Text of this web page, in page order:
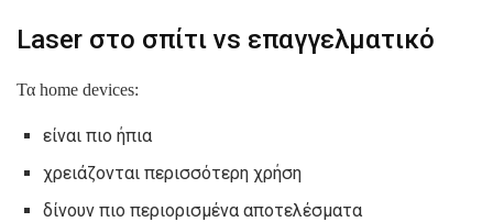
Laser στο σπίτι vs επαγγελματικό
Τα home devices:
είναι πιο ήπια
χρειάζονται περισσότερη χρήση
δίνουν πιο περιορισμένα αποτελέσματα